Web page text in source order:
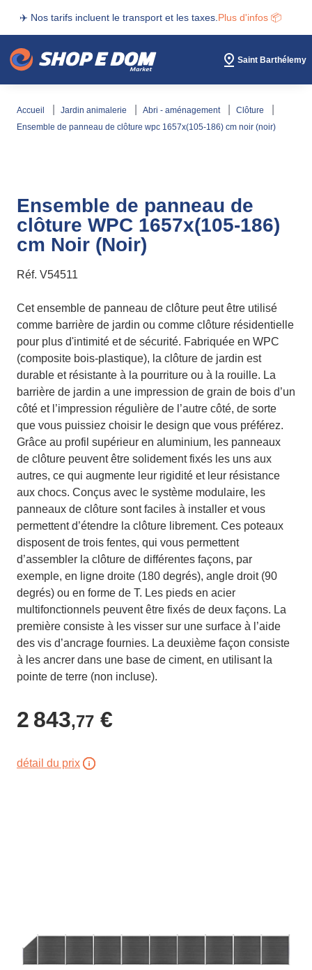
✈️ Nos tarifs incluent le transport et les taxes. Plus d'infos 📦
Saint Barthélemy
accueil jardin animalerie abri - aménagement
clôture
ensemble de panneau de clôture wpc 1657x(105-186) cm noir (noir)
Ensemble de panneau de
clôture WPC 1657x(105-186)
cm Noir (Noir)
Réf. V54511
Cet ensemble de panneau de clôture peut être utilisé
comme barrière de jardin ou comme clôture résidentielle
pour plus d'intimité et de sécurité. Fabriquée en WPC
(composite bois-plastique), la clôture de jardin est
durable et résistante à la pourriture ou à la rouille. La
barrière de jardin a une impression de grain de bois d’un
côté et l’impression régulière de l’autre côté, de sorte
que vous puissiez choisir le design que vous préférez.
Grâce au profil supérieur en aluminium, les panneaux
de clôture peuvent être solidement fixés les uns aux
autres, ce qui augmente leur rigidité et leur résistance
aux chocs. Conçus avec le système modulaire, les
panneaux de clôture sont faciles à installer et vous
permettent d’étendre la clôture librement. Ces poteaux
disposent de trois fentes, qui vous permettent
d’assembler la clôture de différentes façons, par
exemple, en ligne droite (180 degrés), angle droit (90
degrés) ou en forme de T. Les pieds en acier
multifonctionnels peuvent être fixés de deux façons. La
première consiste à les visser sur une surface à l’aide
des vis d’ancrage fournies. La deuxième façon consiste
à les ancrer dans une base de ciment, en utilisant la
pointe de terre (non incluse).
2 843,77 €
détail du prix